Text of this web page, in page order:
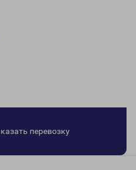
перевозку